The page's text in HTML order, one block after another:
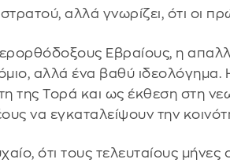
αλλά γνωρίζει, ότι οι
Εβραίους, η
αλλά ένα βαθύ ιδεολόγημα.
της Τορά και ως έκθεση στη
να εγκαταλείψουν την
ότι τους τελευταίους